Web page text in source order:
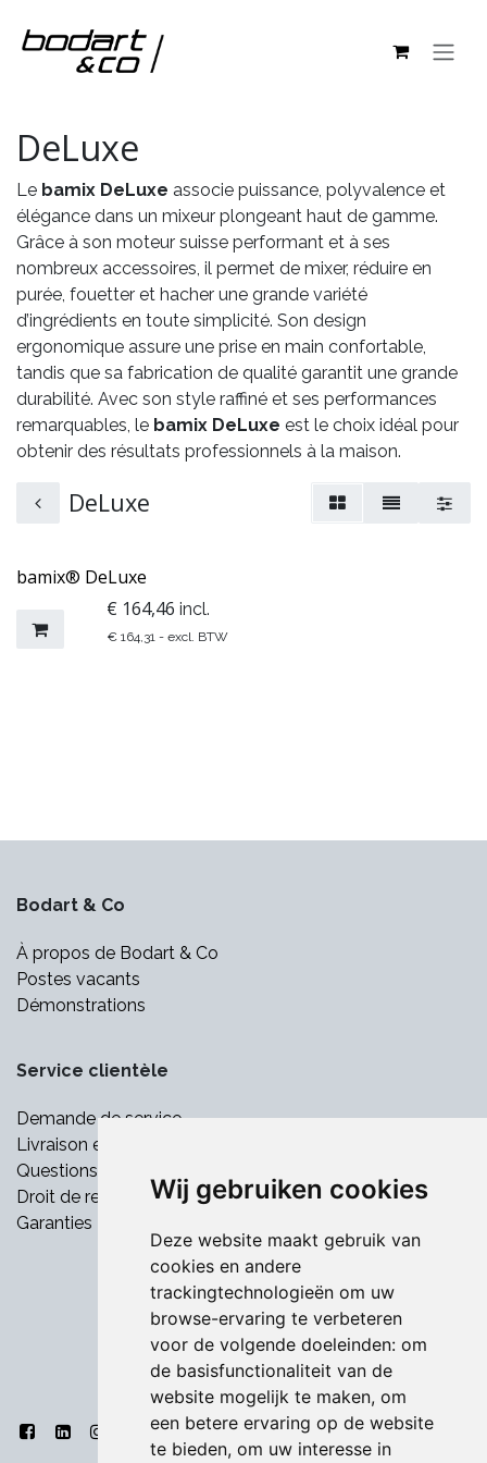
Wij gebruiken cookies
Deze website maakt gebruik van
cookies en andere
trackingtechnologieën om uw
browse-ervaring te verbeteren
voor de volgende doeleinden: om
de basisfunctionaliteit van de
website mogelijk te maken, om
een betere ervaring op de website
te bieden, om uw interesse in
DeLuxe
Le bamix DeLuxe associe puissance, polyvalence et
élégance dans un mixeur plongeant haut de gamme.
Grâce à son moteur suisse performant et à ses
nombreux accessoires, il permet de mixer, réduire en
purée, fouetter et hacher une grande variété
d’ingrédients en toute simplicité. Son design
ergonomique assure une prise en main confortable,
tandis que sa fabrication de qualité garantit une grande
durabilité. Avec son style raffiné et ses performances
remarquables, le bamix DeLuxe est le choix idéal pour
obtenir des résultats professionnels à la maison.
DeLuxe
bamix® DeLuxe
€ 164,46 incl.
€ 164,31 - excl. BTW
Bodart & Co
À propos de Bodart & Co
Postes vacants
Démonstrations
Service clientèle
Demande de service
Livraison et paiement
Questions fréquemment posées
Droit de retrait
Garanties